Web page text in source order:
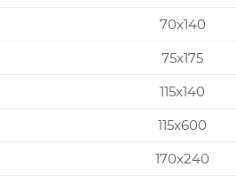
70x140
75x175
115x140
115x600
170x240